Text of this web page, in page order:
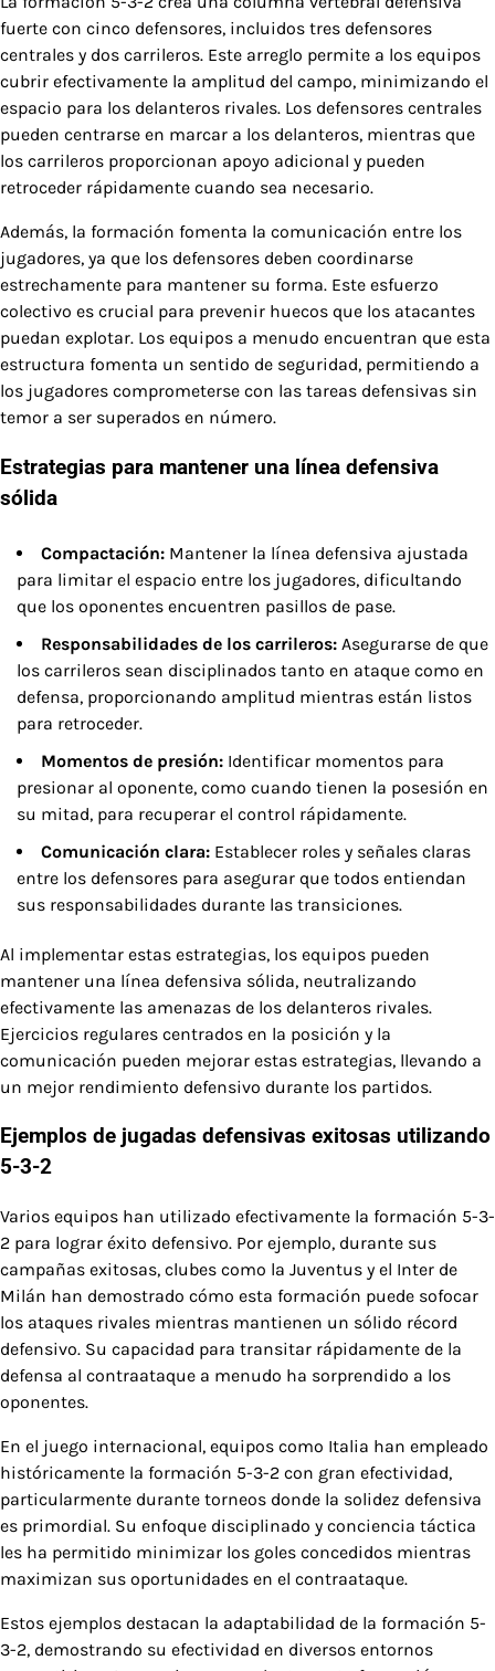
fuerte con cinco defensores, incluidos tres defensores
centrales y dos carrileros. Este arreglo permite a los equipos
cubrir efectivamente la amplitud del campo, minimizando el
espacio para los delanteros rivales. Los defensores centrales
pueden centrarse en marcar a los delanteros, mientras que
los carrileros proporcionan apoyo adicional y pueden
retroceder rápidamente cuando sea necesario.
Además, la formación fomenta la comunicación entre los
jugadores, ya que los defensores deben coordinarse
estrechamente para mantener su forma. Este esfuerzo
colectivo es crucial para prevenir huecos que los atacantes
puedan explotar. Los equipos a menudo encuentran que esta
estructura fomenta un sentido de seguridad, permitiendo a
los jugadores comprometerse con las tareas defensivas sin
temor a ser superados en número.
Estrategias para mantener una línea defensiva
sólida
Compactación: Mantener la línea defensiva ajustada
para limitar el espacio entre los jugadores, dificultando
que los oponentes encuentren pasillos de pase.
Responsabilidades de los carrileros: Asegurarse de que
los carrileros sean disciplinados tanto en ataque como en
defensa, proporcionando amplitud mientras están listos
para retroceder.
Momentos de presión: Identificar momentos para
presionar al oponente, como cuando tienen la posesión en
su mitad, para recuperar el control rápidamente.
Comunicación clara: Establecer roles y señales claras
entre los defensores para asegurar que todos entiendan
sus responsabilidades durante las transiciones.
Al implementar estas estrategias, los equipos pueden
mantener una línea defensiva sólida, neutralizando
efectivamente las amenazas de los delanteros rivales.
Ejercicios regulares centrados en la posición y la
comunicación pueden mejorar estas estrategias, llevando a
un mejor rendimiento defensivo durante los partidos.
Ejemplos de jugadas defensivas exitosas utilizando
5-3-2
Varios equipos han utilizado efectivamente la formación 5-3-
2 para lograr éxito defensivo. Por ejemplo, durante sus
campañas exitosas, clubes como la Juventus y el Inter de
Milán han demostrado cómo esta formación puede sofocar
los ataques rivales mientras mantienen un sólido récord
defensivo. Su capacidad para transitar rápidamente de la
defensa al contraataque a menudo ha sorprendido a los
oponentes.
En el juego internacional, equipos como Italia han empleado
históricamente la formación 5-3-2 con gran efectividad,
particularmente durante torneos donde la solidez defensiva
es primordial. Su enfoque disciplinado y conciencia táctica
les ha permitido minimizar los goles concedidos mientras
maximizan sus oportunidades en el contraataque.
Estos ejemplos destacan la adaptabilidad de la formación 5-
3-2, demostrando su efectividad en diversos entornos